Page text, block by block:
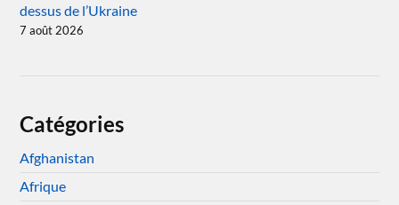
dessus de l’Ukraine
7 août 2026
Catégories
Afghanistan
Afrique